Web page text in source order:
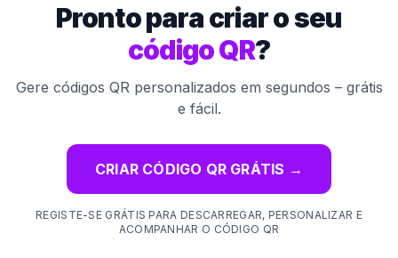
Pronto para criar o seu
código QR?
Gere códigos QR personalizados em segundos – grátis
e fácil.
CRIAR CÓDIGO QR GRÁTIS →
REGISTE-SE GRÁTIS PARA DESCARREGAR, PERSONALIZAR E
ACOMPANHAR O CÓDIGO QR